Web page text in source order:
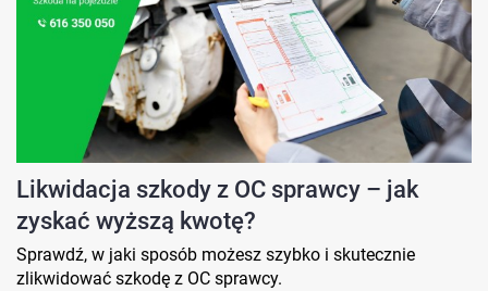
Likwidacja szkody z OC sprawcy – jak
zyskać wyższą kwotę?
Sprawdź, w jaki sposób możesz szybko i skutecznie
zlikwidować szkodę z OC sprawcy.